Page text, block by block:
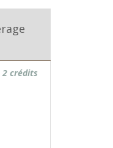
2 crédits